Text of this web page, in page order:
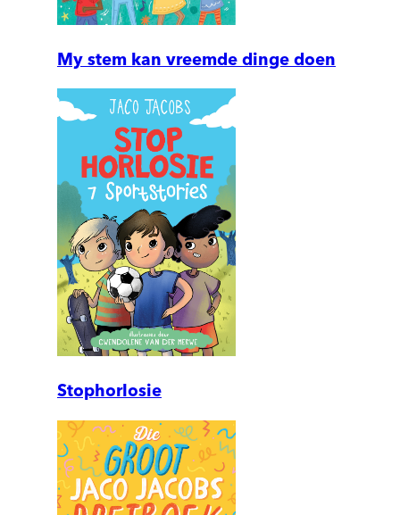
My stem kan vreemde dinge doen
Stophorlosie